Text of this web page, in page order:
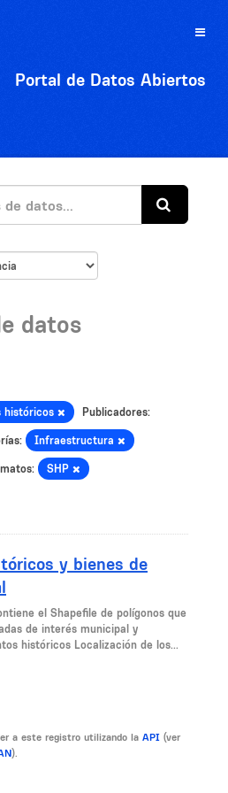
Toggle
Portal de Datos Abiertos
datos
históricos Publicadores:
Infraestructura
SHP
y bienes de
el Shapefile de polígonos que
de interés municipal y
históricos Localización de los...
a este registro utilizando la API (ver
).